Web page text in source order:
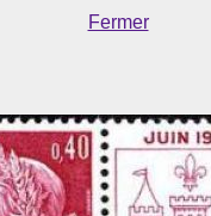
Fermer